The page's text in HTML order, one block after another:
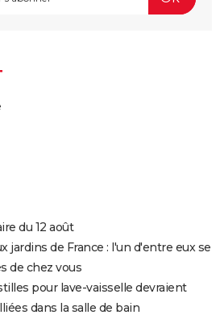
du 12 août
jardins de France : l'un d'entre eux se
de chez vous
pour lave-vaisselle devraient
dans la salle de bain